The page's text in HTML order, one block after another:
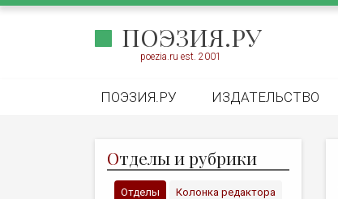
ПОЭЗИЯ.РУ
poezia.ru est. 2001
ПОЭЗИЯ.РУ ИЗДАТЕЛЬСТВО
Отделы и рубрики
Отделы Колонка редактора